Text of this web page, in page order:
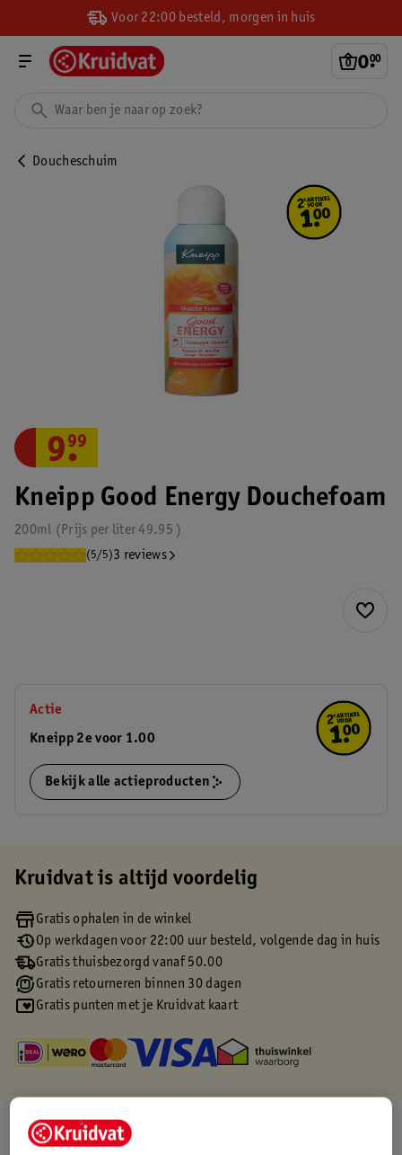
Voor 22:00 besteld, morgen in huis
0.
00
Doucheschuim
Kneipp Good Energy Douchefoam
200ml 49.95
Prijs per liter
(5/5)3 reviews
9.
99
Actie
Kneipp 2e voor 1.00
Bekijk alle actieproducten
Kruidvat is altijd voordelig
Gratis ophalen in de winkel
Op werkdagen voor 22:00 uur besteld, volgende dag in huis
Gratis thuisbezorgd vanaf 50.00
Gratis retourneren binnen 30 dagen
Gratis punten met je Kruidvat kaart
Over dit product